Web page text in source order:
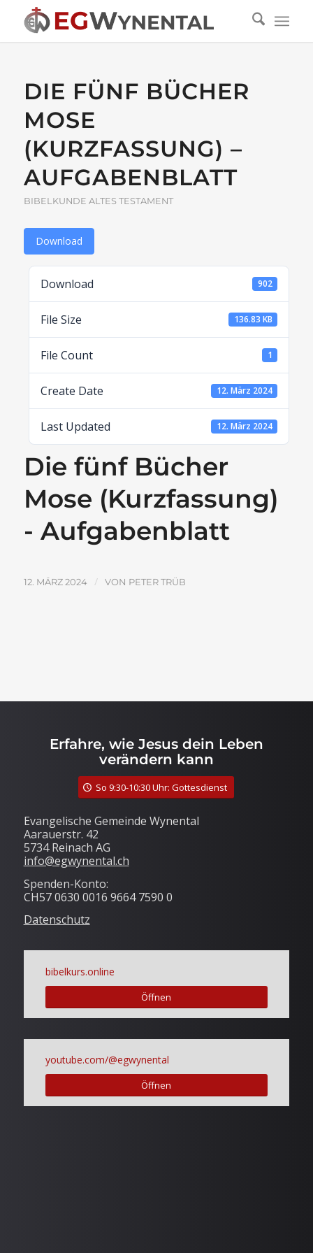
DIE FÜNF BÜCHER
MOSE
(KURZFASSUNG) –
AUFGABENBLATT
BIBELKUNDE ALTES TESTAMENT
Download
Download 902
File Size 136.83 KB
File Count 1
Create Date 12. März 2024
Last Updated 12. März 2024
Die fünf Bücher
Mose (Kurzfassung)
- Aufgabenblatt
12. MÄRZ 2024 / VON PETER TRÜB
Erfahre, wie Jesus dein Leben
verändern kann
So 9:30-10:30 Uhr: Gottesdienst
Evangelische Gemeinde Wynental
Aarauerstr. 42
5734 Reinach AG
info@egwynental.ch
Spenden-Konto:
CH57 0630 0016 9664 7590 0
Datenschutz
bibelkurs.online
Öffnen
youtube.com/@egwynental
Öffnen